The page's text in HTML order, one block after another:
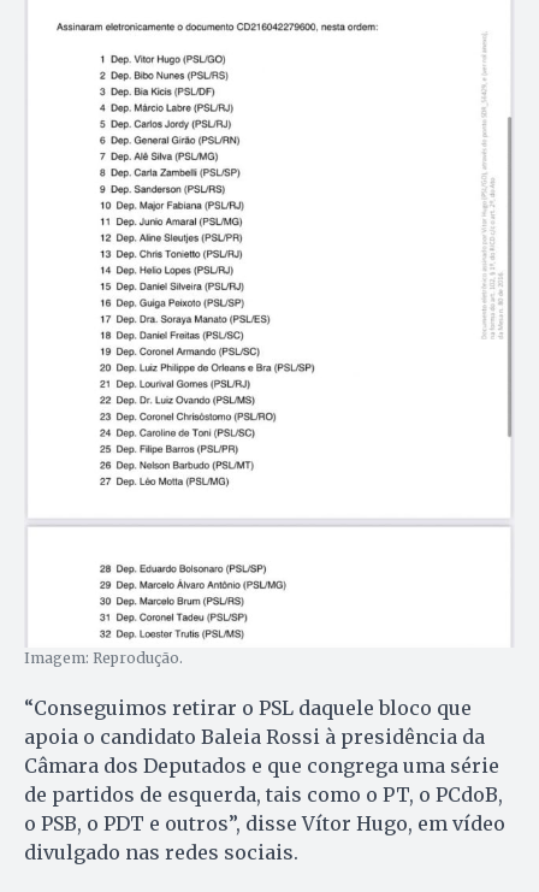
Imagem: Reprodução.
“Conseguimos retirar o PSL daquele bloco que
apoia o candidato Baleia Rossi à presidência da
Câmara dos Deputados e que congrega uma série
de partidos de esquerda, tais como o PT, o PCdoB,
o PSB, o PDT e outros”, disse Vítor Hugo, em vídeo
divulgado nas redes sociais.